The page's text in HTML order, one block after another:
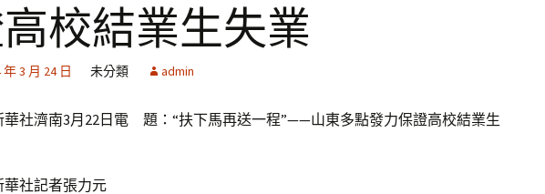
校結業生失業
年 3 月 24 日 未分類 admin
華社濟南3月22日電 題：“扶下馬再送一程”——山東多點發力保證高校結業生
華社記者張力元